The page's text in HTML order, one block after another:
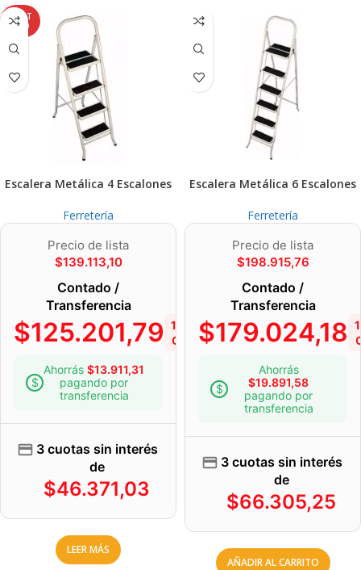
AGOT
ADO
Escalera Metálica 4 Escalones
Ferretería
Precio de lista
$139.113,10
Contado /
Transferencia
$125.201,79 10%
OFF
Ahorrás $13.911,31
pagando por
transferencia
3 cuotas sin interés
de
$46.371,03
LEER MÁS
Escalera Metálica 6 Escalones
Ferretería
Precio de lista
$198.915,76
Contado /
Transferencia
$179.024,18
Ahorrás
$19.891,58
pagando por
transferencia
3 cuotas sin interés
de
$66.305,25
AÑADIR AL CARRITO